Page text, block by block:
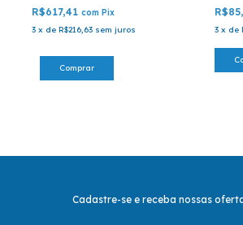
R$617,41 com Pix
3 x de R$216,63 sem juros
3 x de
Cadastre-se e receba nossas